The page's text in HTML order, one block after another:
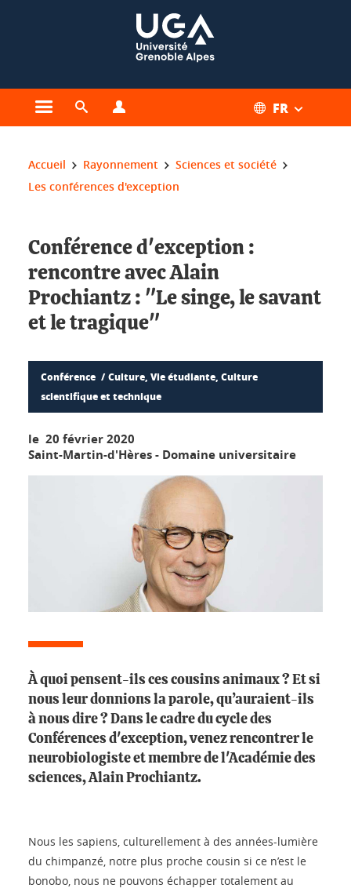
Ouvrir le menu principal
Ouvrir le moteur de recherche FR
Vous êtes ici :
Accueil Rayonnement
Sciences et société
Les conférences d'exception
Conférence d'exception :
rencontre avec Alain
Prochiantz : "Le singe, le savant
et le tragique"
Conférence
Culture, Vie étudiante, Culture
scientifique et technique
le 20 février 2020
Saint-Martin-d'Hères - Domaine universitaire
À quoi pensent-ils ces cousins animaux ? Et si
nous leur donnions la parole, qu’auraient-ils
à nous dire ? Dans le cadre du cycle des
Conférences d'exception, venez rencontrer le
neurobiologiste et membre de l'Académie des
sciences, Alain Prochiantz.
Nous les sapiens, culturellement à des années-lumière
du chimpanzé, notre plus proche cousin si ce n’est le
bonobo, nous ne pouvons échapper totalement au